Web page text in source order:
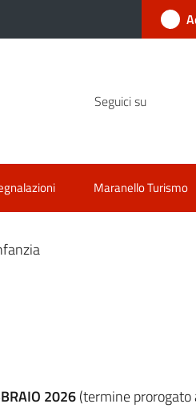
Seguici su
Maranello Turismo
2026(termine prorogato